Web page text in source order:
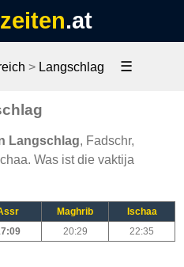
.at
> Langschlag ☰
Langschlag, Fadschr,
Was ist die vaktija
Maghrib
Ischaa
20:29 22:35